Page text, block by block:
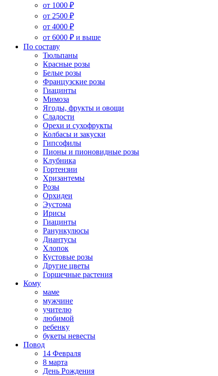
от 1000 ₽
от 2500 ₽
от 4000 ₽
от 6000 ₽ и выше
По составу
Тюльпаны
Красные розы
Белые розы
Французские розы
Гиацинты
Мимоза
Ягоды, фрукты и овощи
Сладости
Орехи и сухофрукты
Колбасы и закуски
Гипсофилы
Пионы и пионовидные розы
Клубника
Гортензии
Хризантемы
Розы
Орхидеи
Эустома
Ирисы
Гиацинты
Ранункулюсы
Диантусы
Хлопок
Кустовые розы
Другие цветы
Горшечные растения
Кому
маме
мужчине
учителю
любимой
ребенку
букеты невесты
Повод
14 Февраля
8 марта
День Рождения